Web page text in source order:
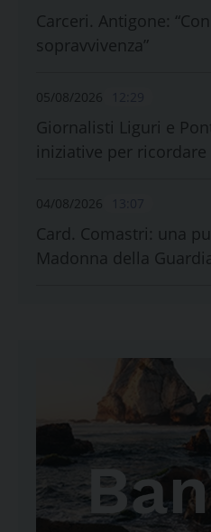
Carceri. Antigone:
sopravvivenza”
05/08/2026
Giornalisti Liguri e
iniziative per
04/08/2026
Card. Comastri: una
Madonna della